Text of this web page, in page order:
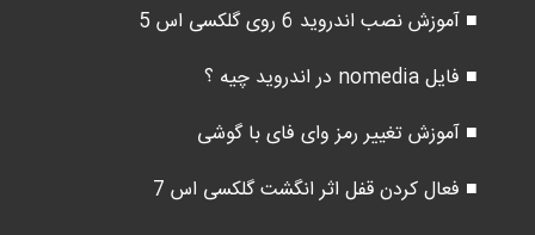
■ آموزش نصب اندروید 6 روی گلکسی اس 5
■ فایل nomedia در اندروید چیه ؟
■ آموزش تغییر رمز وای فای با گوشی
■ فعال کردن قفل اثر انگشت گلکسی اس 7